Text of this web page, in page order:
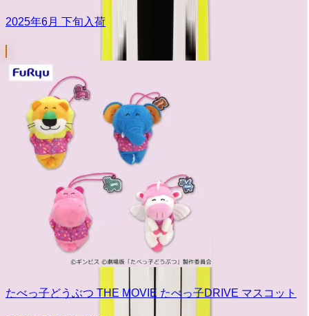
2025年6月 下旬入荷
たべっ子どうぶつ THE MOVIE たべっ子DRIVE マスコット